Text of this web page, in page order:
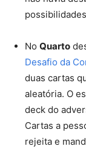
No Quarto
Desafio da
duas cartas
aleatória. O
deck do
Cartas a
rejeita e